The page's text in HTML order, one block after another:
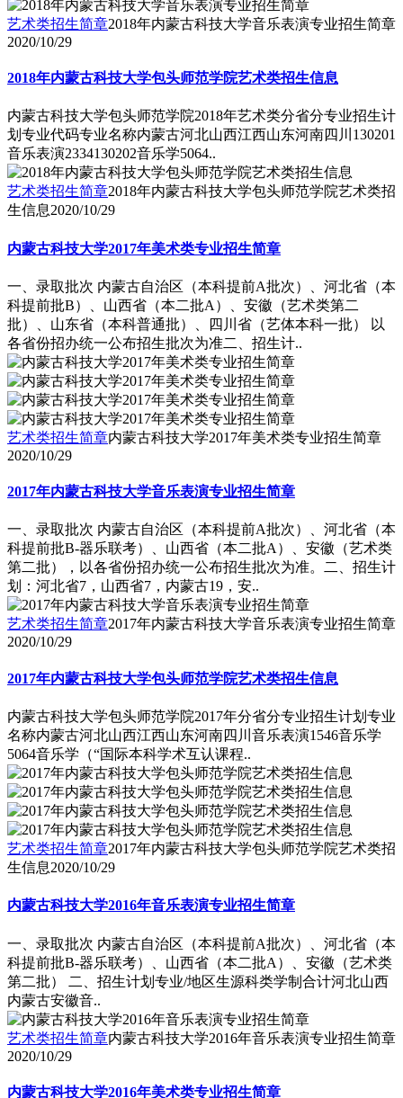
艺术类招生简章2018年内蒙古科技大学音乐表演专业招生简章
2020/10/29
2018年内蒙古科技大学包头师范学院艺术类招生信息
内蒙古科技大学包头师范学院2018年艺术类分省分专业招生计
划专业代码专业名称内蒙古河北山西江西山东河南四川130201
音乐表演2334130202音乐学5064..
艺术类招生简章2018年内蒙古科技大学包头师范学院艺术类招
生信息2020/10/29
内蒙古科技大学2017年美术类专业招生简章
一、录取批次 内蒙古自治区（本科提前A批次）、河北省（本
科提前批B）、山西省（本二批A）、安徽（艺术类第二
批）、山东省（本科普通批）、四川省（艺体本科一批） 以
各省份招办统一公布招生批次为准二、招生计..
艺术类招生简章内蒙古科技大学2017年美术类专业招生简章
2020/10/29
2017年内蒙古科技大学音乐表演专业招生简章
一、录取批次 内蒙古自治区（本科提前A批次）、河北省（本
科提前批B-器乐联考）、山西省（本二批A）、安徽（艺术类
第二批），以各省份招办统一公布招生批次为准。二、招生计
划：河北省7，山西省7，内蒙古19，安..
艺术类招生简章2017年内蒙古科技大学音乐表演专业招生简章
2020/10/29
2017年内蒙古科技大学包头师范学院艺术类招生信息
内蒙古科技大学包头师范学院2017年分省分专业招生计划专业
名称内蒙古河北山西江西山东河南四川音乐表演1546音乐学
5064音乐学（“国际本科学术互认课程..
艺术类招生简章2017年内蒙古科技大学包头师范学院艺术类招
生信息2020/10/29
内蒙古科技大学2016年音乐表演专业招生简章
一、录取批次 内蒙古自治区（本科提前A批次）、河北省（本
科提前批B-器乐联考）、山西省（本二批A）、安徽（艺术类
第二批） 二、招生计划专业/地区生源科类学制合计河北山西
内蒙古安徽音..
艺术类招生简章内蒙古科技大学2016年音乐表演专业招生简章
2020/10/29
内蒙古科技大学2016年美术类专业招生简章